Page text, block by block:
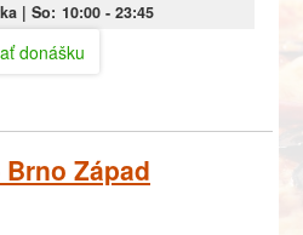
| So: 10:00- 23:45
donášku
Západ